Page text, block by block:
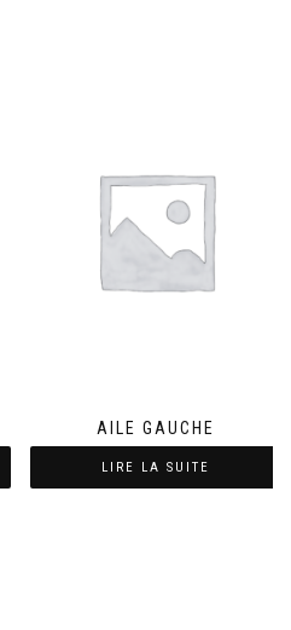
AILE GAUCHE
LIRE LA SUITE